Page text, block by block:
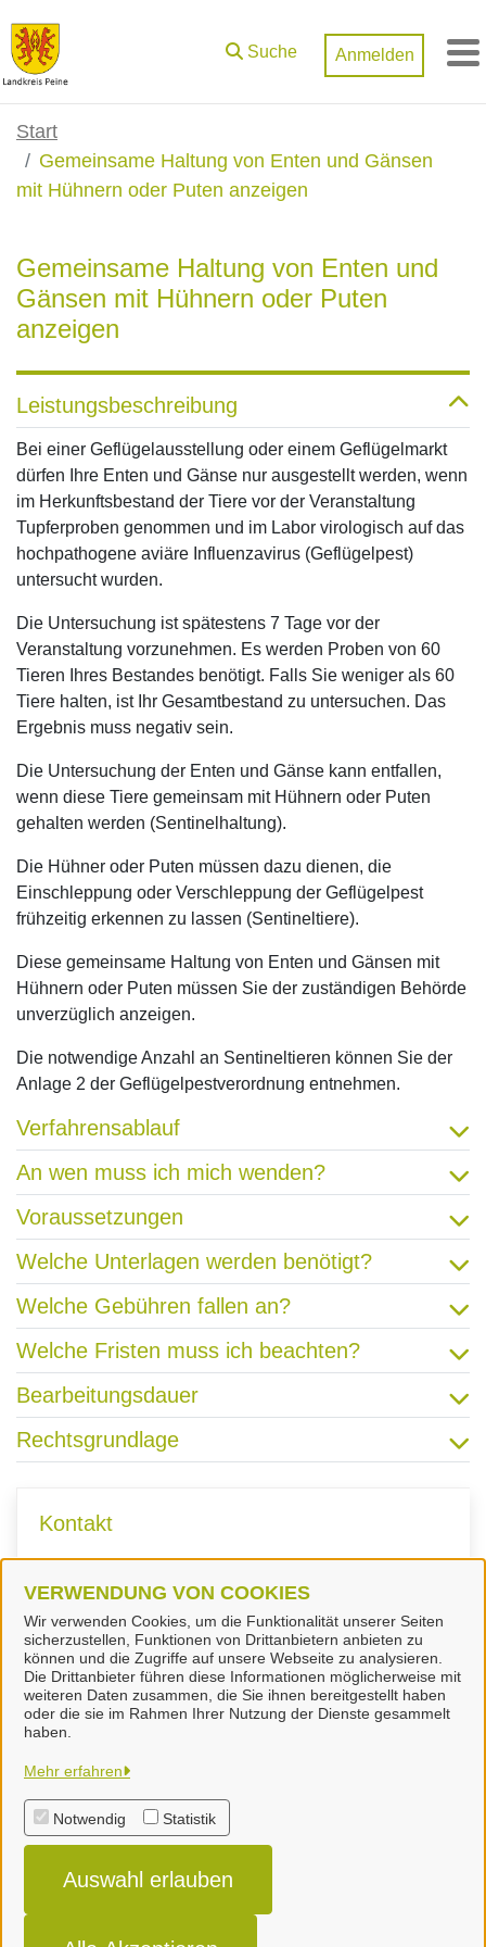
Zum Hauptinhalt springen
VERWENDUNG VON COOKIES
Wir verwenden Cookies, um die Funktionalität unserer Seiten
sicherzustellen, Funktionen von Drittanbietern anbieten zu
können und die Zugriffe auf unsere Webseite zu analysieren.
Die Drittanbieter führen diese Informationen möglicherweise mit
weiteren Daten zusammen, die Sie ihnen bereitgestellt haben
oder die sie im Rahmen Ihrer Nutzung der Dienste gesammelt
haben.
Mehr erfahren
Notwendig Statistik
Auswahl erlauben
Suche Anmelden
Start
Gemeinsame Haltung von Enten und Gänsen
mit Hühnern oder Puten anzeigen
Gemeinsame Haltung von Enten und
Gänsen mit Hühnern oder Puten
anzeigen
Leistungsbeschreibung
Bei einer Geflügelausstellung oder einem Geflügelmarkt
dürfen Ihre Enten und Gänse nur ausgestellt werden, wenn
im Herkunftsbestand der Tiere vor der Veranstaltung
Tupferproben genommen und im Labor virologisch auf das
hochpathogene aviäre Influenzavirus (Geflügelpest)
untersucht wurden.
Die Untersuchung ist spätestens 7 Tage vor der
Veranstaltung vorzunehmen. Es werden Proben von 60
Tieren Ihres Bestandes benötigt. Falls Sie weniger als 60
Tiere halten, ist Ihr Gesamtbestand zu untersuchen. Das
Ergebnis muss negativ sein.
Die Untersuchung der Enten und Gänse kann entfallen,
wenn diese Tiere gemeinsam mit Hühnern oder Puten
gehalten werden (Sentinelhaltung).
Die Hühner oder Puten müssen dazu dienen, die
Einschleppung oder Verschleppung der Geflügelpest
frühzeitig erkennen zu lassen (Sentineltiere).
Diese gemeinsame Haltung von Enten und Gänsen mit
Hühnern oder Puten müssen Sie der zuständigen Behörde
unverzüglich anzeigen.
Die notwendige Anzahl an Sentineltieren können Sie der
Anlage 2 der Geflügelpestverordnung entnehmen.
Verfahrensablauf
An wen muss ich mich wenden?
Voraussetzungen
Welche Unterlagen werden benötigt?
Welche Gebühren fallen an?
Welche Fristen muss ich beachten?
Bearbeitungsdauer
Rechtsgrundlage
Kontakt
Landkreis Peine
Alle Rechte vorbehalten
Erklärung zur Barrierefreiheit